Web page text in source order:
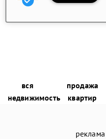
вся
недвижимость
продажа
квартир